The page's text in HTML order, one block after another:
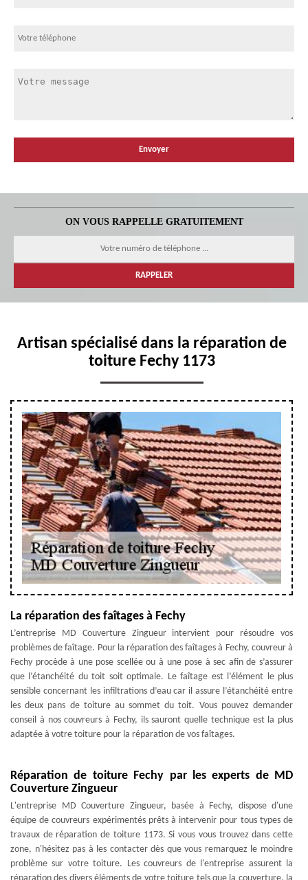
ON VOUS RAPPELLE GRATUITEMENT
Artisan spécialisé dans la réparation de
toiture Fechy 1173
La réparation des faîtages à Fechy
L’entreprise MD Couverture Zingueur intervient pour résoudre vos
problèmes de faîtage. Pour la réparation des faîtages à Fechy, couvreur à
Fechy procède à une pose scellée ou à une pose à sec afin de s’assurer
que l’étanchéité du toit soit optimale. Le faîtage est l’élément le plus
sensible concernant les infiltrations d’eau car il assure l’étanchéité entre
les deux pans de toiture au sommet du toit. Vous pouvez demander
conseil à nos couvreurs à Fechy, ils sauront quelle technique est la plus
adaptée à votre toiture pour la réparation de vos faîtages.
Réparation de toiture Fechy par les experts de MD
Couverture Zingueur
L'entreprise MD Couverture Zingueur, basée à Fechy, dispose d'une
équipe de couvreurs expérimentés prêts à intervenir pour tous types de
travaux de réparation de toiture 1173. Si vous vous trouvez dans cette
zone, n'hésitez pas à les contacter dès que vous remarquez le moindre
problème sur votre toiture. Les couvreurs de l'entreprise assurent la